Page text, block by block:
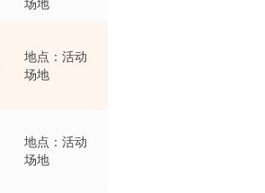
场地
地点：活动
场地
地点：活动
场地